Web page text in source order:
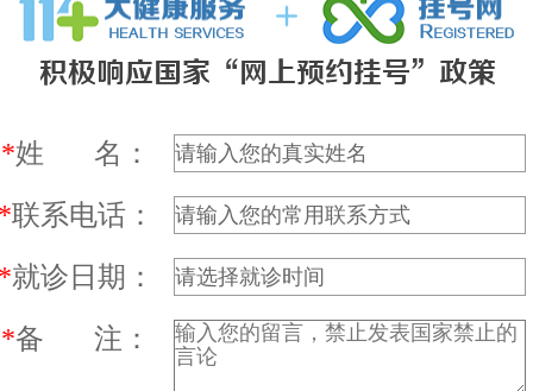
*姓 名：
联系电话：
就诊日期：
*备 注：